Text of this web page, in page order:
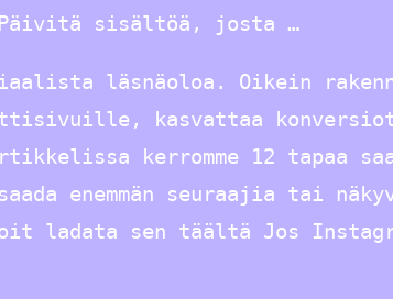
sisältöä, josta …
läsnäoloa. Oikein
kasvattaa
kerromme 12 tapaa
enemmän seuraajia tai
ladata sen täältä Jos